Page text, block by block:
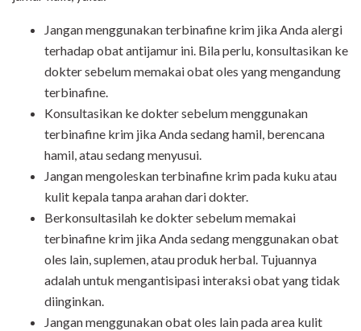
Jangan menggunakan terbinafine krim jika Anda alergi
terhadap obat antijamur ini. Bila perlu, konsultasikan ke
dokter sebelum memakai obat oles yang mengandung
terbinafine.
Konsultasikan ke dokter sebelum menggunakan
terbinafine krim jika Anda sedang hamil, berencana
hamil, atau sedang menyusui.
Jangan mengoleskan terbinafine krim pada kuku atau
kulit kepala tanpa arahan dari dokter.
Berkonsultasilah ke dokter sebelum memakai
terbinafine krim jika Anda sedang menggunakan obat
oles lain, suplemen, atau produk herbal. Tujuannya
adalah untuk mengantisipasi interaksi obat yang tidak
diinginkan.
Jangan menggunakan obat oles lain pada area kulit